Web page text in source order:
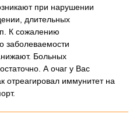
при нарушении
длительных
К сожалению
заболеваемости
Больных
А очаг у Вас
отреагировал иммунитет на